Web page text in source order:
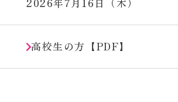
高校生の方【PDF】